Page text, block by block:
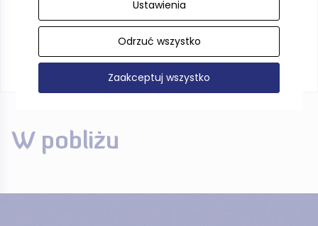
W pobliżu
Ustawienia
Odrzuć wszystko
Zaakceptuj wszystko